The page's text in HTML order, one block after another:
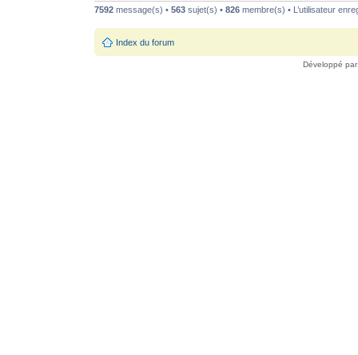
7592 message(s) • 563 sujet(s) • 826 membre(s) • L’utilisateur
Index du forum
Développé